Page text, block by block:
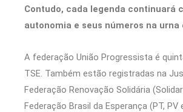
Contudo, cada legenda continuará
autonomia e seus números na urna
A federação União Progressista é
TSE. Também estão registradas na
Federação Renovação Solidária
Federação Brasil da Esperança (PT, PV